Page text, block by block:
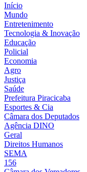
Início
Mundo
Entretenimento
Tecnologia & Inovação
Educação
Policial
Economia
Agro
Justiça
Saúde
Prefeitura Piracicaba
Esportes & Cia
Câmara dos Deputados
Agência DINO
Geral
Direitos Humanos
SEMA
156